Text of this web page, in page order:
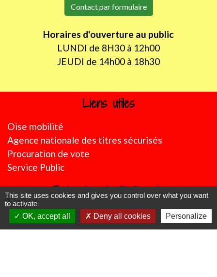
Contact par formulaire
Horaires d'ouverture au public
LUNDI de 8H30 à 12h00
JEUDI de 14h00 à 18h30
Liens utiles
Oise mobilité
Agence nationale des titres sécurisés
Procuration de vote
Service Public
Partenaires institutionnels
Région Hauts-de-France
Département de l'Oise
This site uses cookies and gives you control over what you want
to activate
OK, accept all
Deny all cookies Personalize